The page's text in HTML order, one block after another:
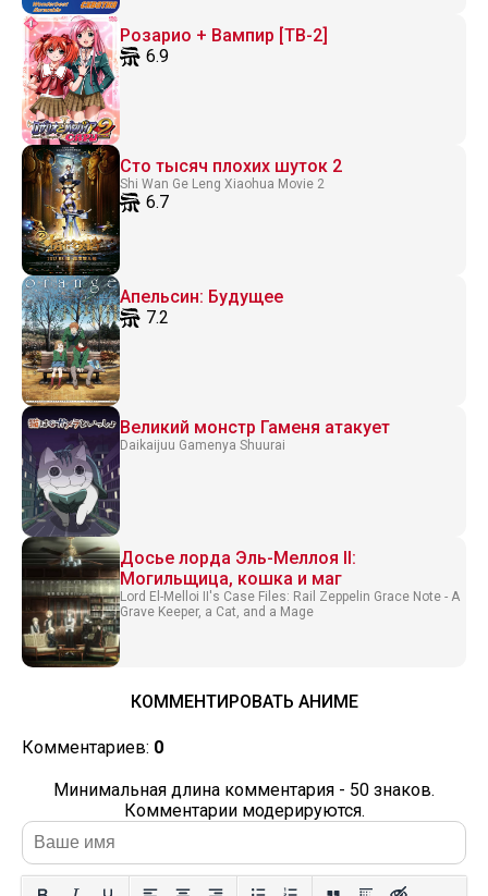
Розарио + Вампир [ТВ-2]
6.9
Сто тысяч плохих шуток 2
Shi Wan Ge Leng Xiaohua Movie 2
6.7
Апельсин: Будущее
7.2
Великий монстр Гаменя атакует
Daikaijuu Gamenya Shuurai
Досье лорда Эль-Меллоя II:
Могильщица, кошка и маг
Lord El-Melloi II's Case Files: Rail Zeppelin Grace Note - A
Grave Keeper, a Cat, and a Mage
КОММЕНТИРОВАТЬ АНИМЕ
Комментариев: 0
Минимальная длина комментария - 50 знаков.
Комментарии модерируются.